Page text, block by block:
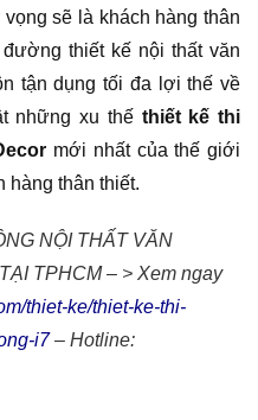
sẽ là khách hàng thân
thiết kế nội thất văn
tận dụng tối đa lợi thế về
những xu thế thiết kế thi
mới nhất của thế giới
hàng thân thiết.
NỘI THẤT VĂN
TPHCM – > Xem ngay
thiet-ke/thiet-ke-thi-
i7– Hotline: